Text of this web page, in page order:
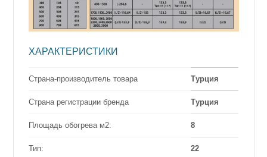
ХАРАКТЕРИСТИКИ
Страна-производитель товара Турция
Страна регистрации бренда Турция
Площадь обогрева м2: 8
Тип: 22